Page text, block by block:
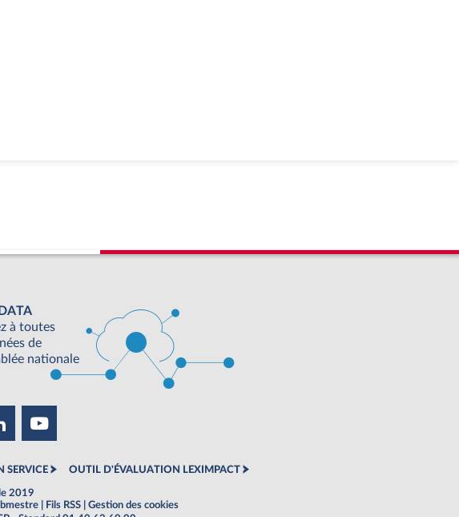
à toutes
de
nationale
SERVICE OUTIL D'ÉVALUATION LEXIMPACT
2019
Fils RSS
Gestion des cookies